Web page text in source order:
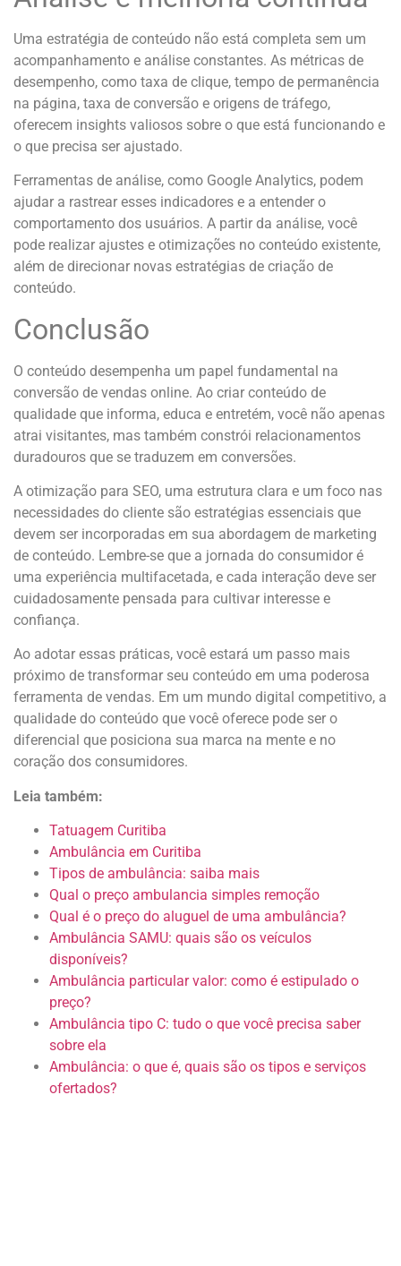
Uma estratégia de conteúdo não está completa sem um
acompanhamento e análise constantes. As métricas de
desempenho, como taxa de clique, tempo de permanência
na página, taxa de conversão e origens de tráfego,
oferecem insights valiosos sobre o que está funcionando e
o que precisa ser ajustado.
Ferramentas de análise, como Google Analytics, podem
ajudar a rastrear esses indicadores e a entender o
comportamento dos usuários. A partir da análise, você
pode realizar ajustes e otimizações no conteúdo existente,
além de direcionar novas estratégias de criação de
conteúdo.
Conclusão
O conteúdo desempenha um papel fundamental na
conversão de vendas online. Ao criar conteúdo de
qualidade que informa, educa e entretém, você não apenas
atrai visitantes, mas também constrói relacionamentos
duradouros que se traduzem em conversões.
A otimização para SEO, uma estrutura clara e um foco nas
necessidades do cliente são estratégias essenciais que
devem ser incorporadas em sua abordagem de marketing
de conteúdo. Lembre-se que a jornada do consumidor é
uma experiência multifacetada, e cada interação deve ser
cuidadosamente pensada para cultivar interesse e
confiança.
Ao adotar essas práticas, você estará um passo mais
próximo de transformar seu conteúdo em uma poderosa
ferramenta de vendas. Em um mundo digital competitivo, a
qualidade do conteúdo que você oferece pode ser o
diferencial que posiciona sua marca na mente e no
coração dos consumidores.
Leia também:
Tatuagem Curitiba
Ambulância em Curitiba
Tipos de ambulância: saiba mais
Qual o preço ambulancia simples remoção
Qual é o preço do aluguel de uma ambulância?
Ambulância SAMU: quais são os veículos
disponíveis?
Ambulância particular valor: como é estipulado o
preço?
Ambulância tipo C: tudo o que você precisa saber
sobre ela
Ambulância: o que é, quais são os tipos e serviços
ofertados?